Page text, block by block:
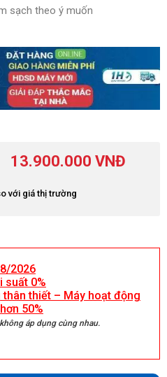
sạch theo ý muốn
13.900.000 VNĐ
với giá thị trường
2026
suất 0%
thân thiết – Máy hoạt động
50%
áp dụng cùng nhau.